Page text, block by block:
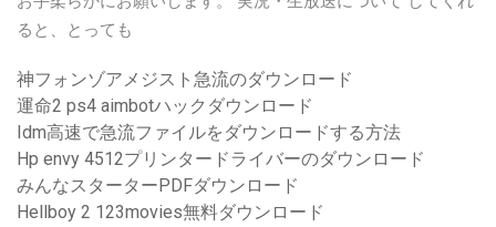
ると、とっても
神フォンゾアメジスト急流のダウンロード
運命2 ps4 aimbotハックダウンロード
Idm高速で急流ファイルをダウンロードする方法
Hp envy 4512プリンタードライバーのダウンロード
みんなスターターPDFダウンロード
Hellboy 2 123movies無料ダウンロード